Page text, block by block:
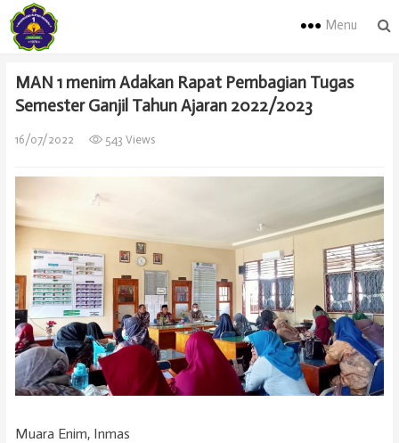
Menu
MAN 1 menim Adakan Rapat Pembagian Tugas
Semester Ganjil Tahun Ajaran 2022/2023
16/07/2022 543 Views
Muara Enim, Inmas